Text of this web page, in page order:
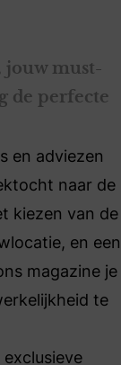
jouw must-
de perfecte
en adviezen
naar de
kiezen van de
en een
magazine je
te